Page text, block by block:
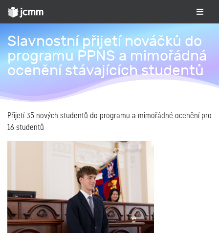
Slavnostní přijetí nováčků do
programu PPNS a mimořádná
ocenění stávajících studentů
Přijetí 35 nových studentů do programu a mimořádné ocenění pro
16 studentů